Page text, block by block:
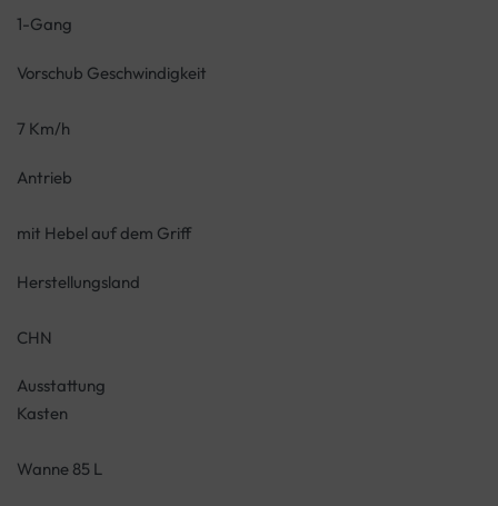
1-Gang
Vorschub Geschwindigkeit
7 Km/h
Antrieb
mit Hebel auf dem Griff
Herstellungsland
CHN
Ausstattung
Kasten
Wanne 85 L